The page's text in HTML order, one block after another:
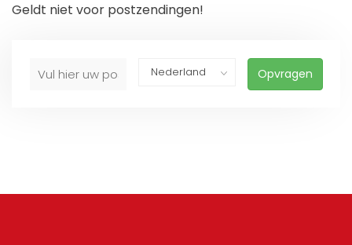
Geldt niet voor postzendingen!
Opvragen